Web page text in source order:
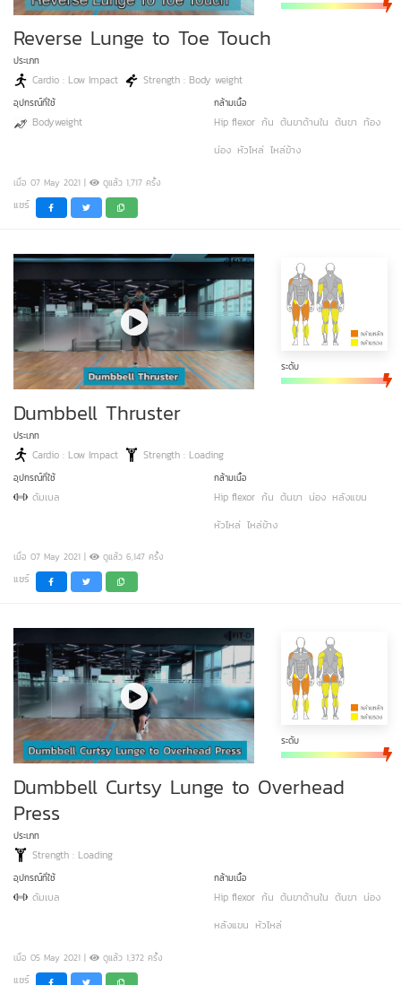
Reverse Lunge to Toe Touch
ประเภท
Cardio : Low Impact Strength : Body weight
อุปกรณ์ที่ใช้
Bodyweight
กล้ามเนื้อ
Hip flexor ก้น ต้นขาด้านใน ต้นขา ท้อง
น่อง หัวไหล่ ไหล่ข้าง
เมื่อ 07 May 2021 | ดูแล้ว 1,717 ครั้ง
แชร์
ระดับ
Dumbbell Thruster
ประเภท
Cardio : Low Impact Strength : Loading
อุปกรณ์ที่ใช้
ดัมเบล
กล้ามเนื้อ
Hip flexor ก้น ต้นขา น่อง หลังแขน
หัวไหล่ ไหล่ข้าง
เมื่อ 07 May 2021 | ดูแล้ว 6,147 ครั้ง
แชร์
ระดับ
Dumbbell Curtsy Lunge to Overhead
Press
ประเภท
Strength : Loading
อุปกรณ์ที่ใช้
ดัมเบล
กล้ามเนื้อ
Hip flexor ก้น ต้นขาด้านใน ต้นขา น่อง
หลังแขน หัวไหล่
เมื่อ 05 May 2021 | ดูแล้ว 1,372 ครั้ง
แชร์